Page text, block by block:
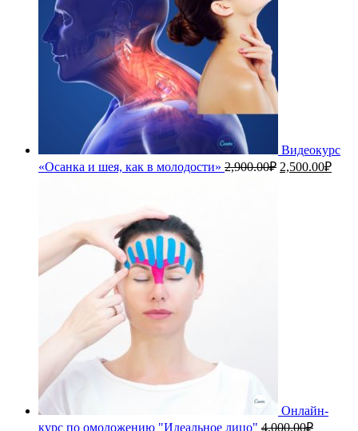
Видеокурс
«Осанка и шея, как в молодости» 2,900.00₽ 2,500.00₽
Онлайн-
курс по омоложению "Идеальное лицо" 4,000.00₽